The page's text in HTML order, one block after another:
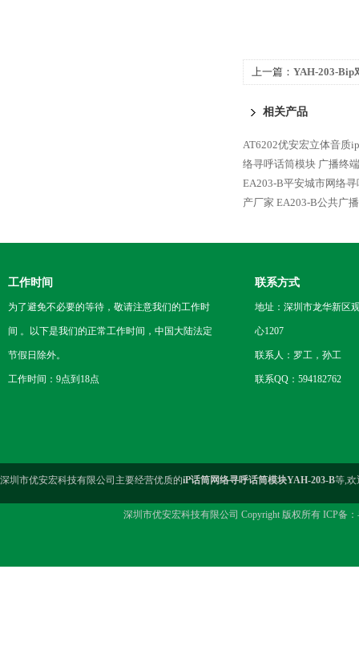
上一篇： YAH-203-Bip
相关产品
AT6202优安宏立体音质
络寻呼话筒模块 广播终
EA203-B平安城市网络
产厂家 EA203-B公共广
工作时间
为了避免不必要的等待，敬请注意我们的工作时
间 。以下是我们的正常工作时间，中国大陆法定
节假日除外。
工作时间：9点到18点
联系方式
地址：深圳市龙华新区
心1207
联系人：罗工，孙工
联系QQ：594182762
深圳市优安宏科技有限公司主要经营优质的iP话筒网络寻呼话筒模块YAH-203-B等,欢
深圳市优安宏科技有限公司 Copyright 版权所有 ICP备：